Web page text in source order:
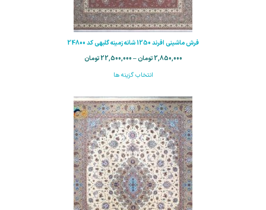
فرش ماشینی افرند 1250 شانه زمینه گلبهی کد 24800
2,850,000 تومان –
22,500,000 تومان
انتخاب گزینه ها